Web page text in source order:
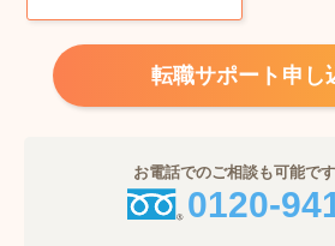
転職サポート申し
お電話でのご相談も可能で
0120-